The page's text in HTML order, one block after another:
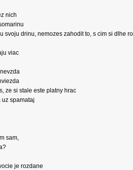
nich
svoju drinu, nemozes zahodit to, s cim si dlhe
viac
ze si stale este platny hrac
uz spamataj
sam,
je rozdane